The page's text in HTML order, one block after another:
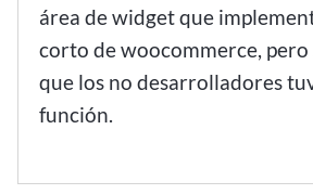
área de widget que
corto de woocommerce, pero
que los no desarrolladores
función.